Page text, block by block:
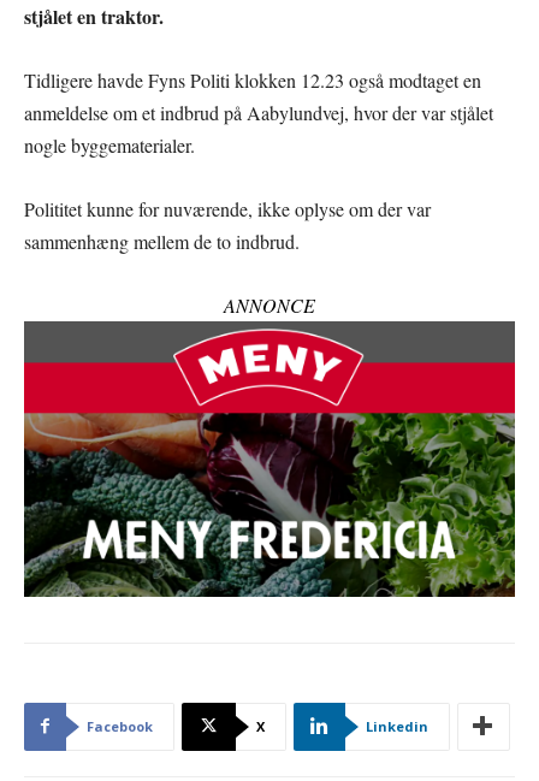
stjålet en traktor.
Tidligere havde Fyns Politi klokken 12.23 også modtaget en
anmeldelse om et indbrud på Aabylundvej, hvor der var stjålet
nogle byggematerialer.
Polititet kunne for nuværende, ikke oplyse om der var
sammenhæng mellem de to indbrud.
ANNONCE
Facebook X Linkedin